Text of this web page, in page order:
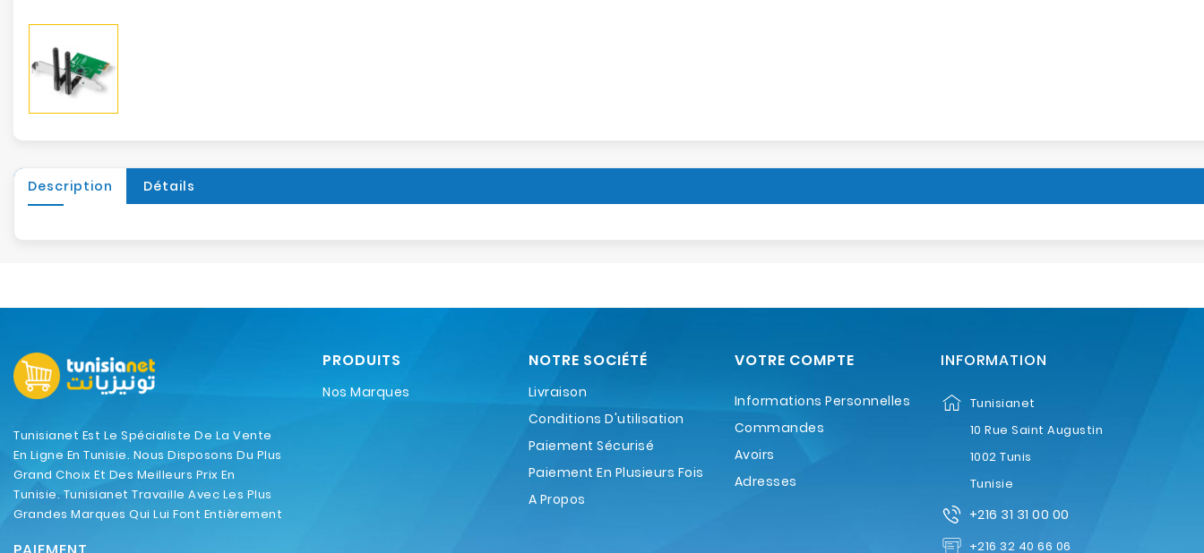
Description Détails
Tunisianet Est Le Spécialiste De La Vente
En Ligne En Tunisie. Nous Disposons Du Plus
Grand Choix Et Des Meilleurs Prix En
Tunisie. Tunisianet Travaille Avec Les Plus
Grandes Marques Qui Lui Font Entièrement
PRODUITS
Nos Marques
NOTRE SOCIÉTÉ
Livraison
Conditions D'utilisation
Paiement Sécurisé
Paiement En Plusieurs Fois
A Propos
VOTRE COMPTE
Informations Personnelles
Commandes
Avoirs
Adresses
INFORMATION
Tunisianet
10 Rue Saint Augustin
1002 Tunis
Tunisie
+216 31 31 00 00
+216 32 40 66 06